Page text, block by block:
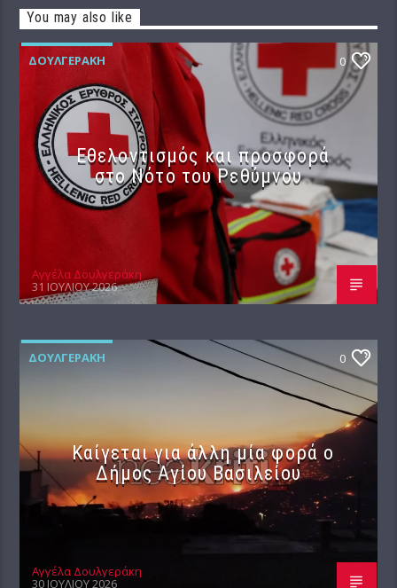
You may also like
ΔΟΥΛΓΕΡΆΚΗ 0
Εθελοντισμός και προσφορά
στο Νότο του Ρεθύμνου
Αγγέλα Δουλγεράκη
31 ΙΟΥΛΊΟΥ 2026
ΔΟΥΛΓΕΡΆΚΗ 0
Καίγεται για άλλη μία φορά ο
Δήμος Αγίου Βασιλείου
Αγγέλα Δουλγεράκη
30 ΙΟΥΛΊΟΥ 2026